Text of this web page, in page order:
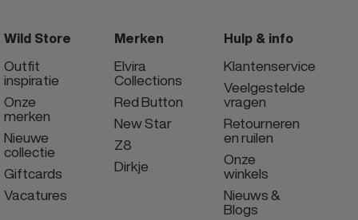
Wild Store
Outfit
inspiratie
Onze
merken
Nieuwe
collectie
Giftcards
Vacatures
Merken
Elvira
Collections
Red Button
New Star
Z8
Dirkje
Hulp & info
Klantenservice
Veelgestelde
vragen
Retourneren
en ruilen
Onze
winkels
Nieuws &
Blogs